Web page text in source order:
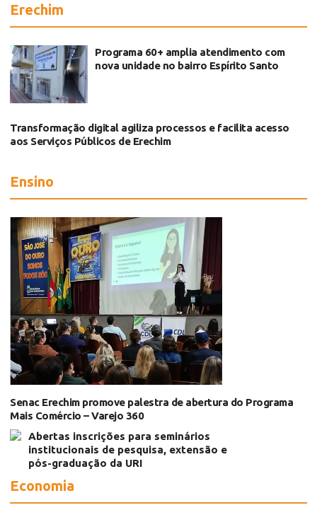
Erechim
Programa 60+ amplia atendimento com
nova unidade no bairro Espírito Santo
Transformação digital agiliza processos e facilita acesso
aos Serviços Públicos de Erechim
Ensino
Senac Erechim promove palestra de abertura do Programa
Mais Comércio – Varejo 360
Abertas inscrições para seminários
institucionais de pesquisa, extensão e
pós-graduação da URI
Economia